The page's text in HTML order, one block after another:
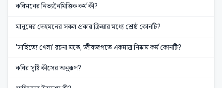
কবিমনের নিত্যনৈমিত্তিক কর্ম কী?
মানুষের দেহমনের সকল প্রকার ক্রিয়ার মধ্যে শ্রেষ্ঠ কোনটি?
'সাহিত্যে খেলা' রচনা মতে, জীবজগতে একমাত্র নিষ্কাম কর্ম কোনটি?
কবির সৃষ্টি কীসের অনুরূপ?